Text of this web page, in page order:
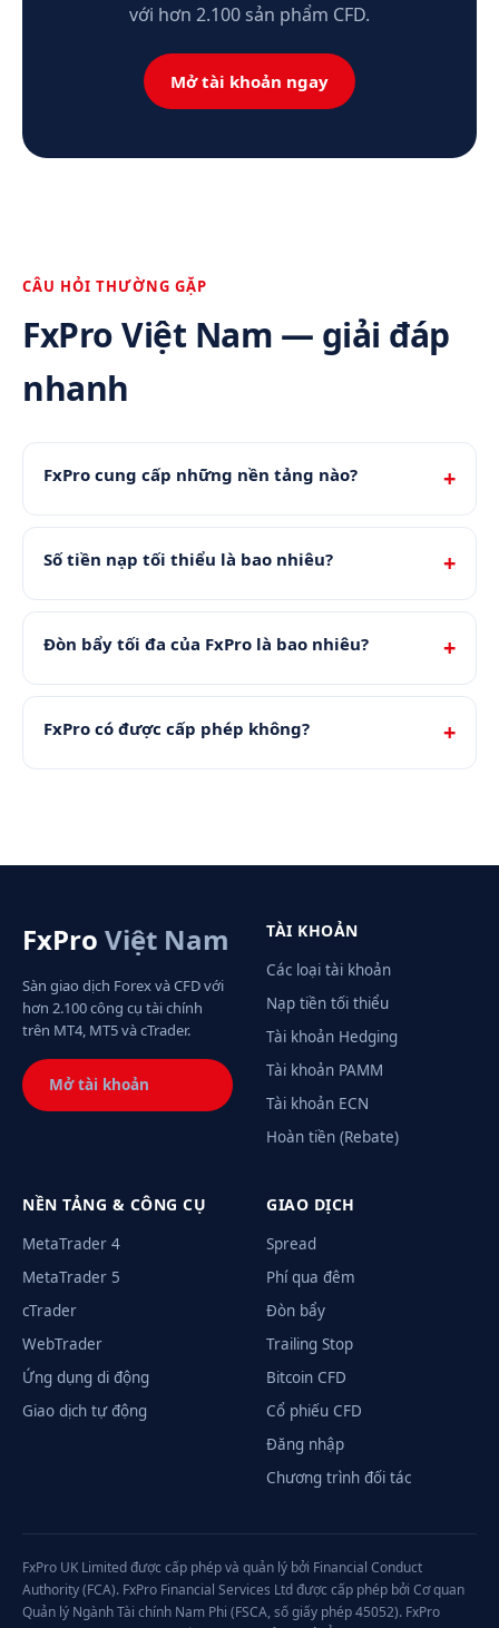
với hơn 2.100 sản phẩm CFD.
Mở tài khoản ngay
CÂU HỎI THƯỜNG GẶP
FxPro Việt Nam — giải đáp
nhanh
FxPro cung cấp những nền tảng nào?
Số tiền nạp tối thiểu là bao nhiêu?
Đòn bẩy tối đa của FxPro là bao nhiêu?
FxPro có được cấp phép không?
FxPro Việt Nam
Sàn giao dịch Forex và CFD với
hơn 2.100 công cụ tài chính
trên MT4, MT5 và cTrader.
Mở tài khoản
TÀI KHOẢN
Các loại tài khoản
Nạp tiền tối thiểu
Tài khoản Hedging
Tài khoản PAMM
Tài khoản ECN
Hoàn tiền (Rebate)
NỀN TẢNG & CÔNG CỤ
MetaTrader 4
MetaTrader 5
cTrader
WebTrader
Ứng dụng di động
Giao dịch tự động
GIAO DỊCH
Spread
Phí qua đêm
Đòn bẩy
Trailing Stop
Bitcoin CFD
Cổ phiếu CFD
Đăng nhập
Chương trình đối tác
FxPro UK Limited được cấp phép và quản lý bởi Financial Conduct
Authority (FCA). FxPro Financial Services Ltd được cấp phép bởi Cơ quan
Quản lý Ngành Tài chính Nam Phi (FSCA, số giấy phép 45052). FxPro